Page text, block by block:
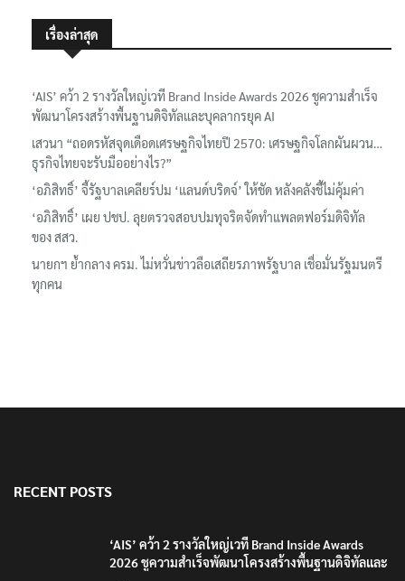
เรื่องล่าสุด
‘AIS’ คว้า 2 รางวัลใหญ่เวที Brand Inside Awards 2026 ชูความสำเร็จ
พัฒนาโครงสร้างพื้นฐานดิจิทัลและบุคลากรยุค AI
เสวนา “ถอดรหัสจุดเดือดเศรษฐกิจไทยปี 2570: เศรษฐกิจโลกผันผวน…
ธุรกิจไทยจะรับมืออย่างไร?”
‘อภิสิทธิ์’ จี้รัฐบาลเคลียร์ปม ‘แลนด์บริดจ์’ ให้ชัด หลังคลังชี้ไม่คุ้มค่า
‘อภิสิทธิ์’ เผย ปชป. ลุยตรวจสอบปมทุจริตจัดทำแพลตฟอร์มดิจิทัล
ของ สสว.
นายกฯ ย้ำกลาง ครม. ไม่หวั่นข่าวลือเสถียรภาพรัฐบาล เชื่อมั่นรัฐมนตรี
ทุกคน
RECENT POSTS
‘AIS’ คว้า 2 รางวัลใหญ่เวที Brand Inside Awards
2026 ชูความสำเร็จพัฒนาโครงสร้างพื้นฐานดิจิทัลและ